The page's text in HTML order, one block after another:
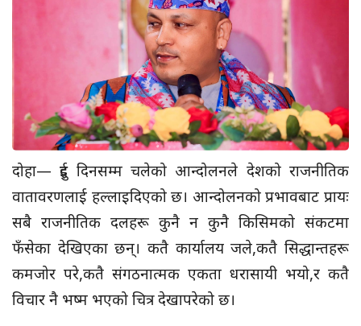
दोहा— दुई दिनसम्म चलेको आन्दोलनले देशको राजनीतिक
वातावरणलाई हल्लाइदिएको छ। आन्दोलनको प्रभावबाट प्रायः
सबै राजनीतिक दलहरू कुनै न कुनै किसिमको संकटमा
फँसेका देखिएका छन्। कतै कार्यालय जले,कतै सिद्धान्तहरू
कमजोर परे,कतै संगठनात्मक एकता धरासायी भयो,र कतै
विचार नै भष्म भएको चित्र देखापरेको छ।